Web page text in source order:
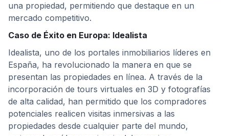
una propiedad, permitiendo que destaque en un
mercado competitivo.
Caso de Éxito en Europa: Idealista
Idealista, uno de los portales inmobiliarios líderes en
España, ha revolucionado la manera en que se
presentan las propiedades en línea. A través de la
incorporación de tours virtuales en 3D y fotografías
de alta calidad, han permitido que los compradores
potenciales realicen visitas inmersivas a las
propiedades desde cualquier parte del mundo,